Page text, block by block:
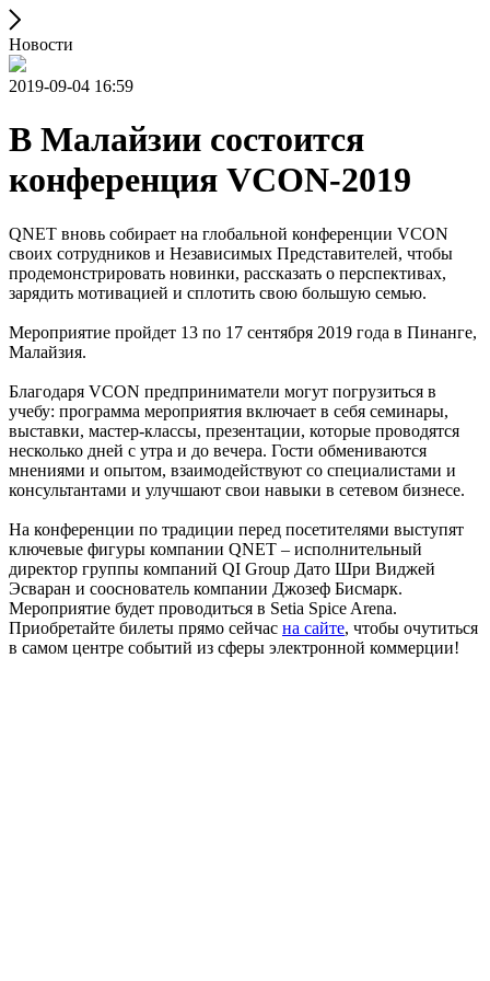
Новости
2019-09-04 16:59
В Малайзии состоится
конференция VCON-2019
QNET вновь собирает на глобальной конференции VCON
своих сотрудников и Независимых Представителей, чтобы
продемонстрировать новинки, рассказать о перспективах,
зарядить мотивацией и сплотить свою большую семью.
Мероприятие пройдет 13 по 17 сентября 2019 года в Пинанге,
Малайзия.
Благодаря VCON предприниматели могут погрузиться в
учебу: программа мероприятия включает в себя семинары,
выставки, мастер-классы, презентации, которые проводятся
несколько дней с утра и до вечера. Гости обмениваются
мнениями и опытом, взаимодействуют со специалистами и
консультантами и улучшают свои навыки в сетевом бизнесе.
На конференции по традиции перед посетителями выступят
ключевые фигуры компании QNET – исполнительный
директор группы компаний QI Group Дато Шри Виджей
Эсваран и сооснователь компании Джозеф Бисмарк.
Мероприятие будет проводиться в Setia Spice Arena.
Приобретайте билеты прямо сейчас на сайте, чтобы очутиться
в самом центре событий из сферы электронной коммерции!